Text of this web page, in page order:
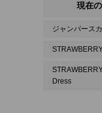
現在
ジャンパース
Dress